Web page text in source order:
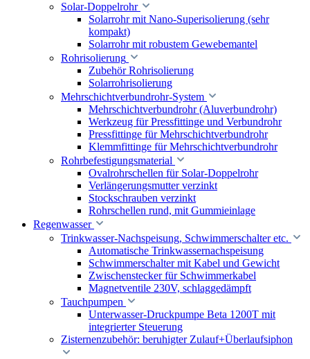
Solar-Doppelrohr
Solarrohr mit Nano-Superisolierung (sehr
kompakt)
Solarrohr mit robustem Gewebemantel
Rohrisolierung
Zubehör Rohrisolierung
Solarrohrisolierung
Mehrschichtverbundrohr-System
Mehrschichtverbundrohr (Aluverbundrohr)
Werkzeug für Pressfittinge und Verbundrohr
Pressfittinge für Mehrschichtverbundrohr
Klemmfittinge für Mehrschichtverbundrohr
Rohrbefestigungsmaterial
Ovalrohrschellen für Solar-Doppelrohr
Verlängerungsmutter verzinkt
Stockschrauben verzinkt
Rohrschellen rund, mit Gummieinlage
Regenwasser
Trinkwasser-Nachspeisung, Schwimmerschalter etc.
Automatische Trinkwassernachspeisung
Schwimmerschalter mit Kabel und Gewicht
Zwischenstecker für Schwimmerkabel
Magnetventile 230V, schlaggedämpft
Tauchpumpen
Unterwasser-Druckpumpe Beta 1200T mit
integrierter Steuerung
Zisternenzubehör: beruhigter Zulauf+Überlaufsiphon